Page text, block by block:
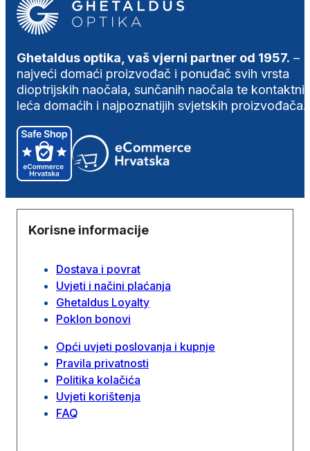
Ghetaldus optika, vaš vjerni partner od 1957. –
najveći domaći proizvođač i ponuđač svih vrsta
dioptrijskih naočala, sunčanih naočala te
leća domaćih i najpoznatijih svjetskih proizvođača.
Korisne informacije
Dostava i povrat
Uvjeti i načini plaćanja
Ghetaldus Loyalty
Poklon bonovi
Opći uvjeti poslovanja i kupnje
Pravila privatnosti
Politika kolačića
Uvjeti korištenja
FAQ